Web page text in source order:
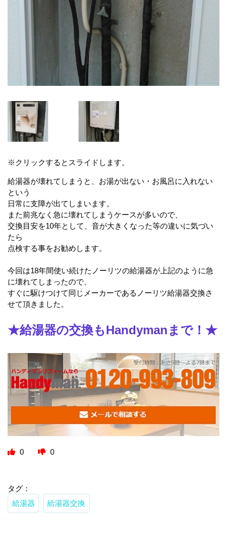
※クリックするとスライドします。
給湯器が壊れてしまうと、お湯が出ない・お風呂に入れない
という
日常に支障が出てしまいます。
また前兆なく急に壊れてしまうケースが多いので、
交換目安を10年として、音が大きくなった等の違いに気づい
たら
点検する事をお勧めします。
今回は18年間使い続けたノーリツの給湯器が上記のように急
に壊れてしまったので、
すぐに駆けつけて同じメーカーであるノーリツ給湯器交換さ
せて頂きました。
★給湯器の交換もHandymanまで！★
0 0
タグ：
給湯器
給湯器交換